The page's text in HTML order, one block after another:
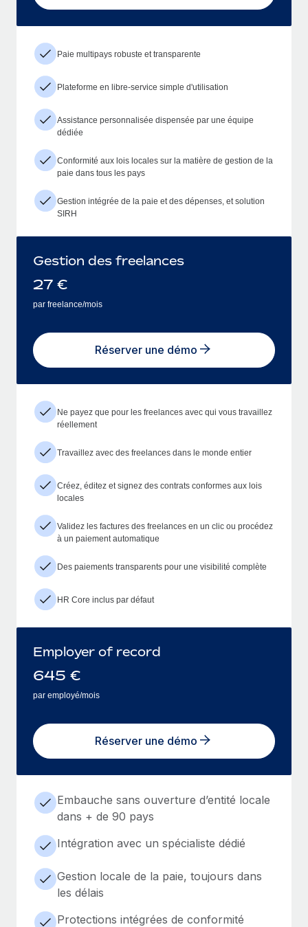
Paie multipays robuste et transparente
Plateforme en libre-service simple d'utilisation
Assistance personnalisée dispensée par une équipe
dédiée
Conformité aux lois locales sur la matière de gestion de la
paie dans tous les pays
Gestion intégrée de la paie et des dépenses, et solution
SIRH
Gestion des freelances
27 €
par freelance/mois
Réserver une démo
Ne payez que pour les freelances avec qui vous travaillez
réellement
Travaillez avec des freelances dans le monde entier
Créez, éditez et signez des contrats conformes aux lois
locales
Validez les factures des freelances en un clic ou procédez
à un paiement automatique
Des paiements transparents pour une visibilité complète
HR Core inclus par défaut
Employer of record
645 €
par employé/mois
Réserver une démo
Embauche sans ouverture d’entité locale
dans + de 90 pays
Intégration avec un spécialiste dédié
Gestion locale de la paie, toujours dans
les délais
Protections intégrées de conformité